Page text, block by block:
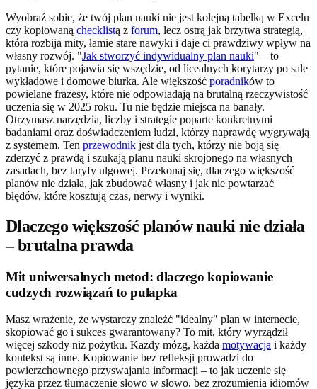
Wyobraź sobie, że twój plan nauki nie jest kolejną tabelką w Excelu
czy kopiowaną checklistą z forum, lecz ostrą jak brzytwa strategią,
która rozbija mity, łamie stare nawyki i daje ci prawdziwy wpływ na
własny rozwój. "Jak stworzyć indywidualny plan nauki" – to
pytanie, które pojawia się wszędzie, od licealnych korytarzy po sale
wykładowe i domowe biurka. Ale większość poradników to
powielane frazesy, które nie odpowiadają na brutalną rzeczywistość
uczenia się w 2025 roku. Tu nie będzie miejsca na banały.
Otrzymasz narzędzia, liczby i strategie poparte konkretnymi
badaniami oraz doświadczeniem ludzi, którzy naprawdę wygrywają
z systemem. Ten przewodnik jest dla tych, którzy nie boją się
zderzyć z prawdą i szukają planu nauki skrojonego na własnych
zasadach, bez taryfy ulgowej. Przekonaj się, dlaczego większość
planów nie działa, jak zbudować własny i jak nie powtarzać
błędów, które kosztują czas, nerwy i wyniki.
Dlaczego większość planów nauki nie działa
– brutalna prawda
Mit uniwersalnych metod: dlaczego kopiowanie
cudzych rozwiązań to pułapka
Masz wrażenie, że wystarczy znaleźć "idealny" plan w internecie,
skopiować go i sukces gwarantowany? To mit, który wyrządził
więcej szkody niż pożytku. Każdy mózg, każda motywacja i każdy
kontekst są inne. Kopiowanie bez refleksji prowadzi do
powierzchownego przyswajania informacji – to jak uczenie się
języka przez tłumaczenie słowo w słowo, bez zrozumienia idiomów